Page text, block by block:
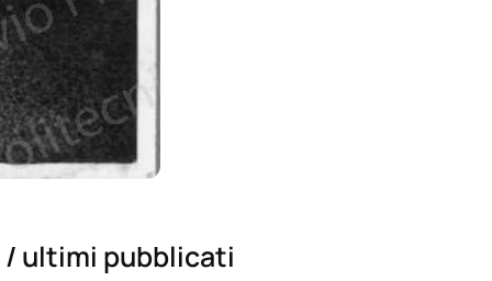
/ ultimi pubblicati